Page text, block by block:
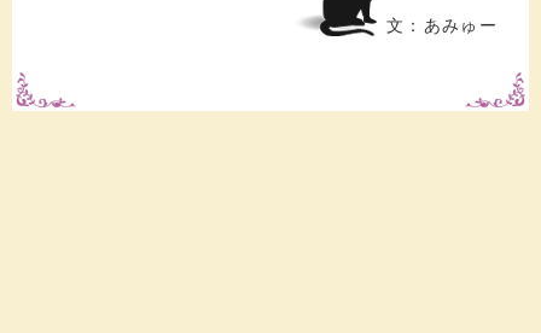
文：あみゅー